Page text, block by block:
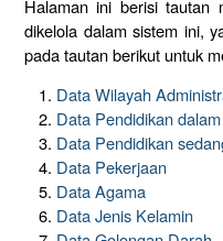
Halaman ini berisi tautan
dikelola dalam sistem ini,
pada tautan berikut untuk
Data Wilayah
Data Pendidikan
Data Pendidikan
Data Pekerjaan
Data Agama
Data Jenis Kelamin